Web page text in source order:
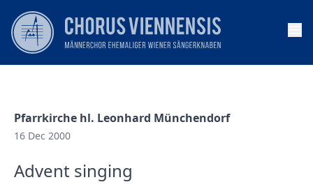
Pfarrkirche hl. Leonhard Münchendorf
16 Dec 2000
Advent singing